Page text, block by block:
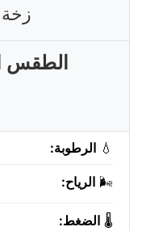
💧 الرطوبة:
🌬️ الرياح:
🌡️ الضغط: